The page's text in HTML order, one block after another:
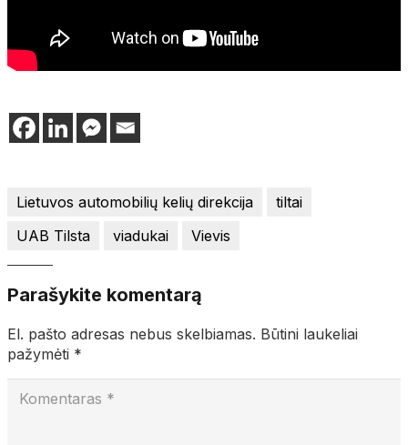
Lietuvos automobilių kelių direkcija
tiltai
UAB Tilsta
viadukai Vievis
Parašykite komentarą
El. pašto adresas nebus skelbiamas. Būtini laukeliai
pažymėti *